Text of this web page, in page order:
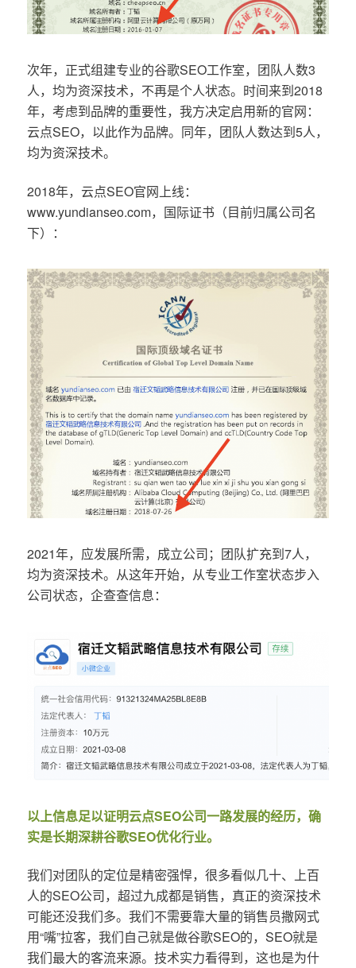
次年，正式组建专业的谷歌SEO工作室，团队人数3
人，均为资深技术，不再是个人状态。时间来到2018
年，考虑到品牌的重要性，我方决定启用新的官网：
云点SEO，以此作为品牌。同年，团队人数达到5人，
均为资深技术。
2018年，云点SEO官网上线：
www.yundianseo.com，国际证书（目前归属公司名
下）：
2021年，应发展所需，成立公司；团队扩充到7人，
均为资深技术。从这年开始，从专业工作室状态步入
公司状态，企查查信息：
以上信息足以证明云点SEO公司一路发展的经历，确
实是长期深耕谷歌SEO优化行业。
我们对团队的定位是精密强悍，很多看似几十、上百
人的SEO公司，超过九成都是销售，真正的资深技术
可能还没我们多。我们不需要靠大量的销售员撒网式
用“嘴”拉客，我们自己就是做谷歌SEO的，SEO就是
我们最大的客流来源。技术实力看得到，这也是为什